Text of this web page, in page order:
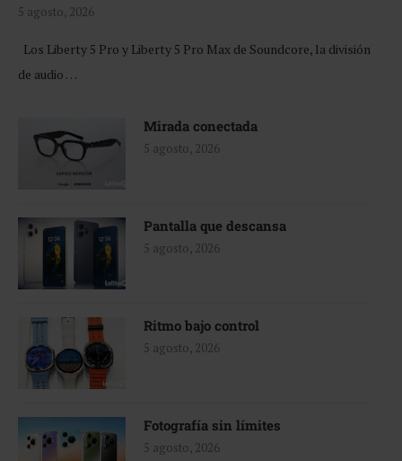
5 agosto, 2026
Los Liberty 5 Pro y Liberty 5 Pro Max de Soundcore, la división
de audio …
Mirada conectada
5 agosto, 2026
Pantalla que descansa
5 agosto, 2026
Ritmo bajo control
5 agosto, 2026
Fotografía sin límites
5 agosto, 2026